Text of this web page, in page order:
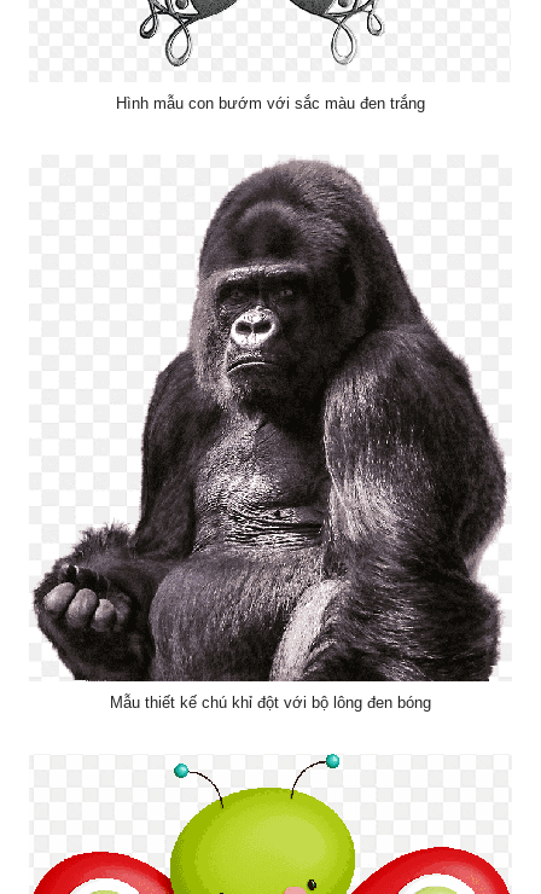
Hình mẫu con bướm với sắc màu đen trắng
Mẫu thiết kế chú khỉ đột với bộ lông đen bóng